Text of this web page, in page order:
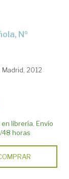
Madrid, 2012
librería. Envío
48 horas